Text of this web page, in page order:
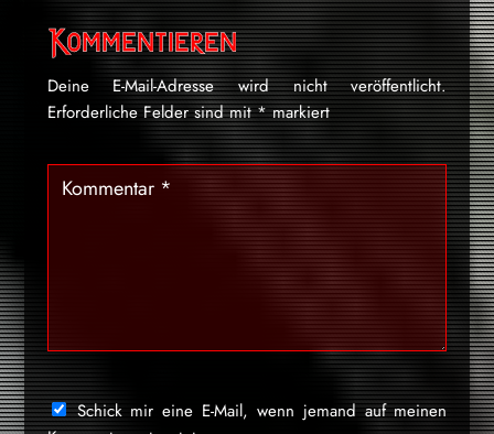
Kommentieren
Deine E-Mail-Adresse wird nicht veröffentlicht.
Erforderliche Felder sind mit*markiert
Schick mir eine E-Mail, wenn jemand auf meinen